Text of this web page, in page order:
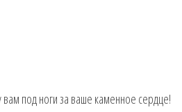
под ноги за ваше каменное сердце!